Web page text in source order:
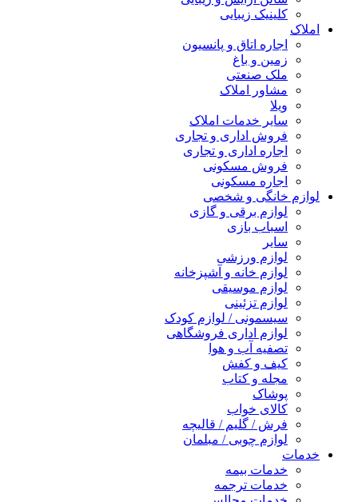
کلینیک زیبایی
املاک
اجاره اتاق و پانسیون
زمین و باغ
ملک صنعتی
مشاور املاک
ویلا
سایر خدمات املاک
فروش اداری و تجاری
اجاره اداری و تجاری
فروش مسکونی
اجاره مسکونی
لوازم خانگی و شخصی
لوازم برقی و گازی
اسباب بازی
سایر
لوازم ورزشی
لوازم خانه و آشپزخانه
لوازم موسیقی
لوازم تزئینی
سیسمونی / لوازم کودک
لوازم اداری فروشگاهی
تصفیه آب و هوا
کیف و کفش
مجله و کتاب
پوشاک
کالای خواب
فرش / گلیم / قالیچه
لوازم چوبی / مبلمان
خدمات
خدمات بیمه
خدمات ترجمه